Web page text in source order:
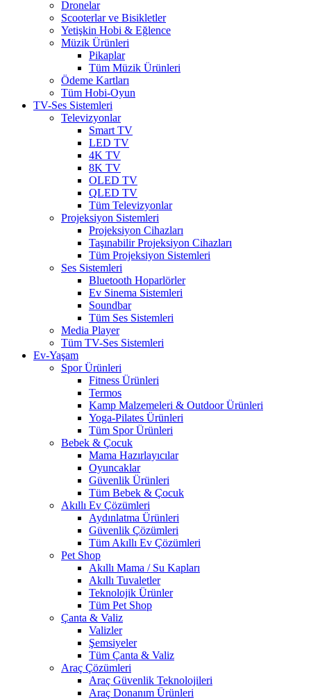
Dronelar
Scooterlar ve Bisikletler
Yetişkin Hobi & Eğlence
Müzik Ürünleri
Pikaplar
Tüm Müzik Ürünleri
Ödeme Kartları
Tüm Hobi-Oyun
TV-Ses Sistemleri
Televizyonlar
Smart TV
LED TV
4K TV
8K TV
OLED TV
QLED TV
Tüm Televizyonlar
Projeksiyon Sistemleri
Projeksiyon Cihazları
Taşınabilir Projeksiyon Cihazları
Tüm Projeksiyon Sistemleri
Ses Sistemleri
Bluetooth Hoparlörler
Ev Sinema Sistemleri
Soundbar
Tüm Ses Sistemleri
Media Player
Tüm TV-Ses Sistemleri
Ev-Yaşam
Spor Ürünleri
Fitness Ürünleri
Termos
Kamp Malzemeleri & Outdoor Ürünleri
Yoga-Pilates Ürünleri
Tüm Spor Ürünleri
Bebek & Çocuk
Mama Hazırlayıcılar
Oyuncaklar
Güvenlik Ürünleri
Tüm Bebek & Çocuk
Akıllı Ev Çözümleri
Aydınlatma Ürünleri
Güvenlik Çözümleri
Tüm Akıllı Ev Çözümleri
Pet Shop
Akıllı Mama / Su Kapları
Akıllı Tuvaletler
Teknolojik Ürünler
Tüm Pet Shop
Çanta & Valiz
Valizler
Şemsiyeler
Tüm Çanta & Valiz
Araç Çözümleri
Araç Güvenlik Teknolojileri
Araç Donanım Ürünleri